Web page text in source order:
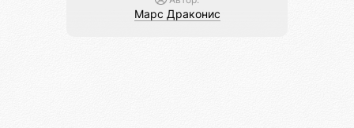
Марс Драконис